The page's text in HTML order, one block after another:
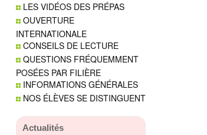
LES VIDÉOS DES PRÉPAS
OUVERTURE
INTERNATIONALE
CONSEILS DE LECTURE
QUESTIONS FRÉQUEMMENT
POSÉES PAR FILIÈRE
INFORMATIONS GÉNÉRALES
NOS ÉLÈVES SE DISTINGUENT
Actualités